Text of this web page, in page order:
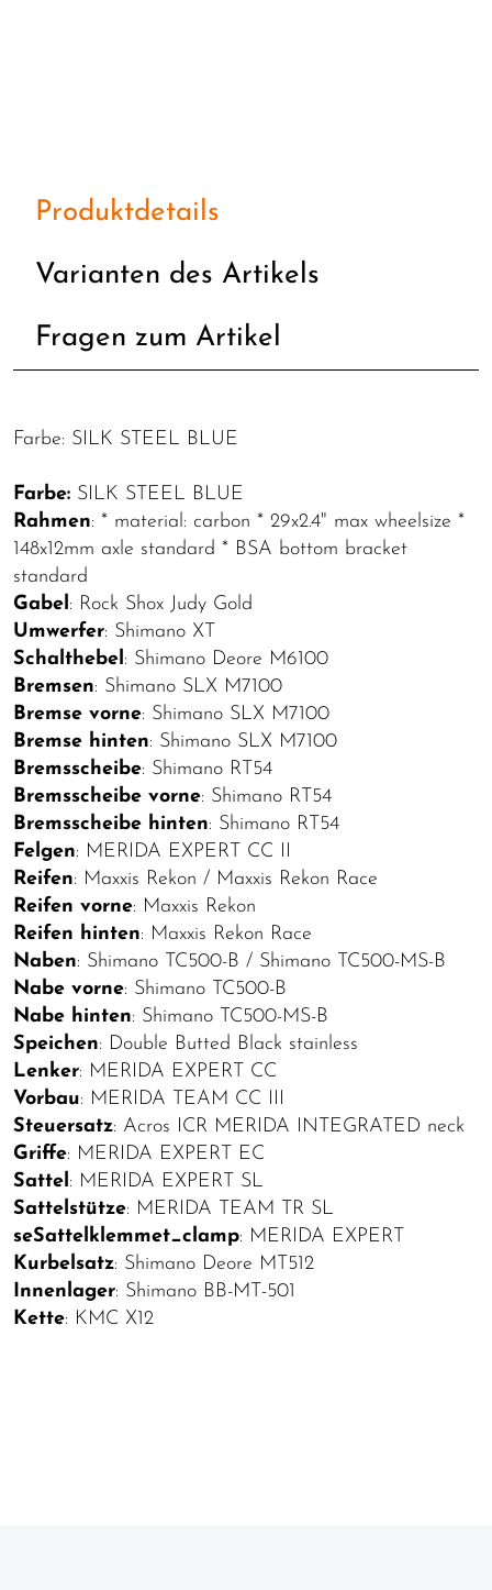
Produktdetails
Varianten des Artikels
Fragen zum Artikel
Farbe: SILK STEEL BLUE
Farbe: SILK STEEL BLUE
Rahmen: * material: carbon * 29x2.4" max wheelsize *
148x12mm axle standard * BSA bottom bracket
standard
Gabel: Rock Shox Judy Gold
Umwerfer: Shimano XT
Schalthebel: Shimano Deore M6100
Bremsen: Shimano SLX M7100
Bremse vorne: Shimano SLX M7100
Bremse hinten: Shimano SLX M7100
Bremsscheibe: Shimano RT54
Bremsscheibe vorne: Shimano RT54
Bremsscheibe hinten: Shimano RT54
Felgen: MERIDA EXPERT CC II
Reifen: Maxxis Rekon / Maxxis Rekon Race
Reifen vorne: Maxxis Rekon
Reifen hinten: Maxxis Rekon Race
Naben: Shimano TC500-B / Shimano TC500-MS-B
Nabe vorne: Shimano TC500-B
Nabe hinten: Shimano TC500-MS-B
Speichen: Double Butted Black stainless
Lenker: MERIDA EXPERT CC
Vorbau: MERIDA TEAM CC III
Steuersatz: Acros ICR MERIDA INTEGRATED neck
Griffe: MERIDA EXPERT EC
Sattel: MERIDA EXPERT SL
Sattelstütze: MERIDA TEAM TR SL
seSattelklemmet_clamp: MERIDA EXPERT
Kurbelsatz: Shimano Deore MT512
Innenlager: Shimano BB-MT-501
Kette: KMC X12